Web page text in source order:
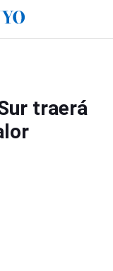
traerá